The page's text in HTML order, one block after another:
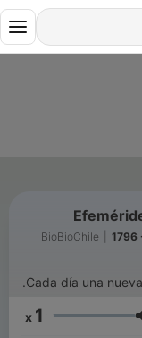
BioBioChile
1796
Cada día una
مستوى الصوت 1